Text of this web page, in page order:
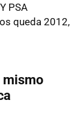
PSA
queda 2012,
mismo